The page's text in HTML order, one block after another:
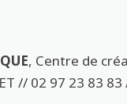
, Centre de
// 02 97 23 83